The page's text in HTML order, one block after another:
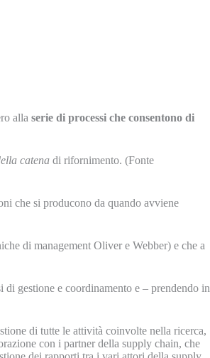
alla serie di processi che consentono di
catena di rifornimento. (Fonte
che si producono da quando avviene
di management Oliver e Webber) e che a
gestione e coordinamento e – prendendo in
di tutte le attività coinvolte nella ricerca,
con i partner della supply chain, che